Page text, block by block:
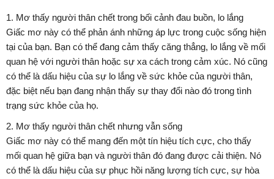
1. Mơ thấy người thân chết trong bối cảnh đau buồn, lo lắng
Giấc mơ này có thể phản ánh những áp lực trong cuộc sống hiện
tại của bạn. Bạn có thể đang cảm thấy căng thẳng, lo lắng về mối
quan hệ với người thân hoặc sự xa cách trong cảm xúc. Nó cũng
có thể là dấu hiệu của sự lo lắng về sức khỏe của người thân,
đặc biệt nếu bạn đang nhận thấy sự thay đổi nào đó trong tình
trạng sức khỏe của họ.
2. Mơ thấy người thân chết nhưng vẫn sống
Giấc mơ này có thể mang đến một tín hiệu tích cực, cho thấy
mối quan hệ giữa bạn và người thân đó đang được cải thiện. Nó
có thể là dấu hiệu của sự phục hồi năng lượng tích cực, sự hòa